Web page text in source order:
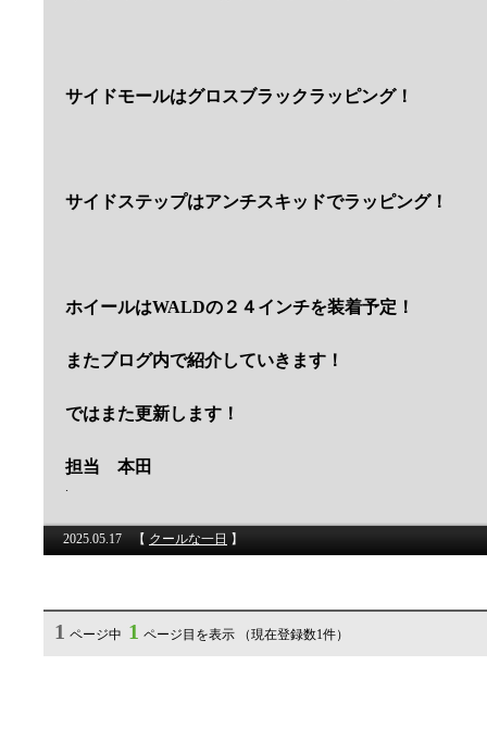
サイドモールはグロスブラックラッピング！
サイドステップはアンチスキッドでラッピング！
ホイールはWALDの２４インチを装着予定！
またブログ内で紹介していきます！
ではまた更新します！
担当 本田
.
2025.05.17 【 クールな一日 】
1 ページ中 1 ページ目を表示 （現在登録数1件）